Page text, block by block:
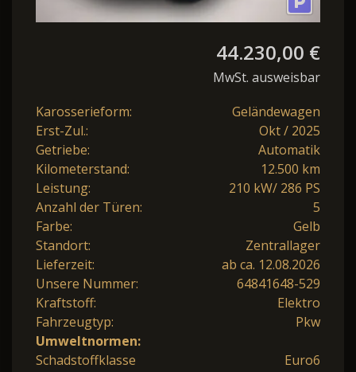
44.230,00 €
MwSt. ausweisbar
Karosserieform:
Geländewagen
Erst-Zul.:
Okt / 2025
Getriebe:
Automatik
Kilometerstand:
12.500 km
Leistung:
210 kW/ 286 PS
Anzahl der Türen:
5
Farbe:
Gelb
Standort:
Zentrallager
Lieferzeit:
ab ca. 12.08.2026
Unsere Nummer:
64841648-529
Kraftstoff:
Elektro
Fahrzeugtyp:
Pkw
Umweltnormen:
Schadstoffklasse
Euro6